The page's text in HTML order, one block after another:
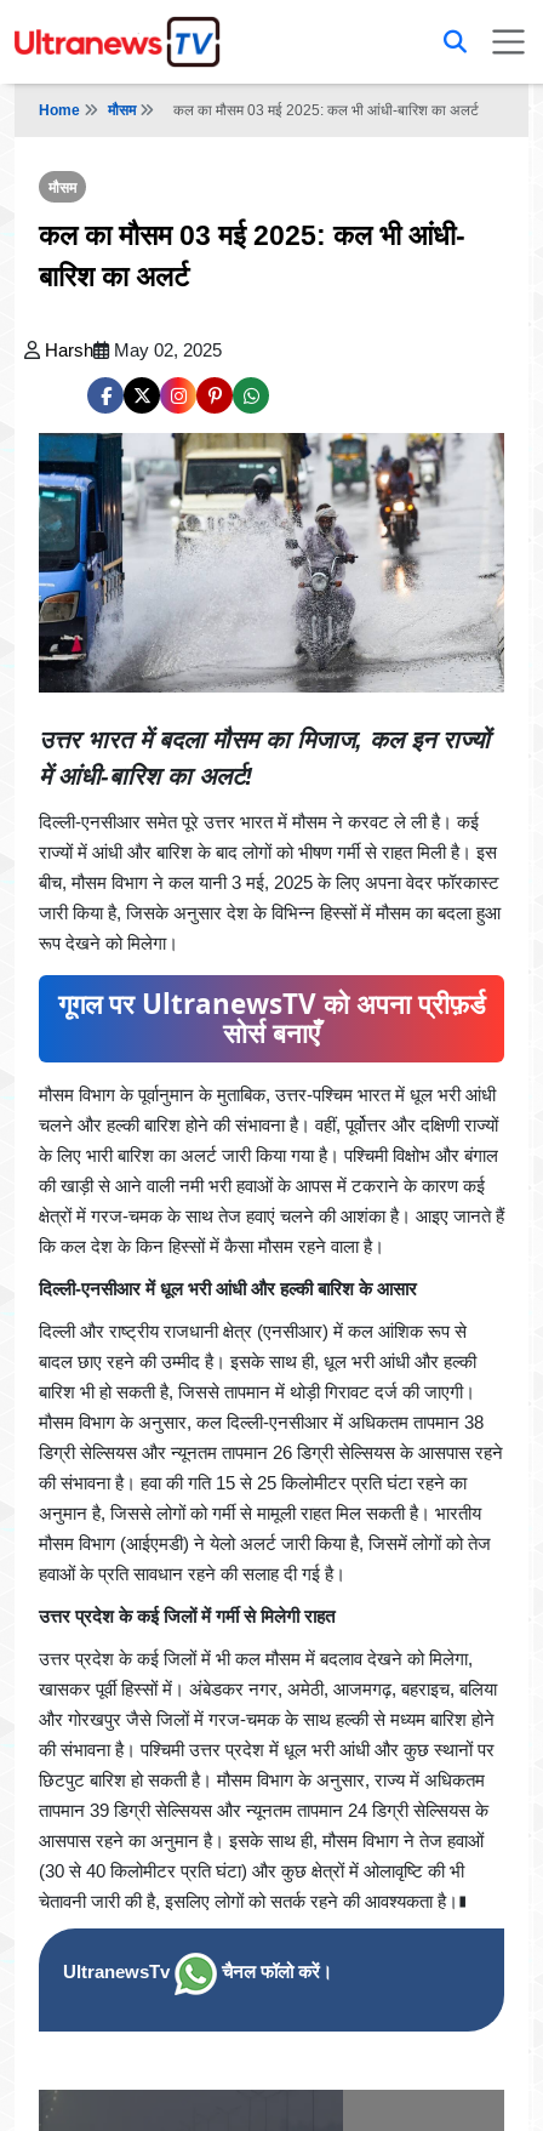
Home मौसम कल का मौसम 03 मई 2025: कल भी आंधी-बारिश का अलर्ट
मौसम
कल का मौसम 03 मई 2025: कल भी आंधी-
बारिश का अलर्ट
Harsh May 02, 2025
उत्तर भारत में बदला मौसम का मिजाज, कल इन राज्यों
में आंधी-बारिश का अलर्ट!
दिल्ली-एनसीआर समेत पूरे उत्तर भारत में मौसम ने करवट ले ली है। कई
राज्यों में आंधी और बारिश के बाद लोगों को भीषण गर्मी से राहत मिली है। इस
बीच, मौसम विभाग ने कल यानी 3 मई, 2025 के लिए अपना वेदर फॉरकास्ट
जारी किया है, जिसके अनुसार देश के विभिन्न हिस्सों में मौसम का बदला हुआ
रूप देखने को मिलेगा।
गूगल पर UltranewsTV को अपना प्रीफ़र्ड
सोर्स बनाएँ
मौसम विभाग के पूर्वानुमान के मुताबिक, उत्तर-पश्चिम भारत में धूल भरी आंधी
चलने और हल्की बारिश होने की संभावना है। वहीं, पूर्वोत्तर और दक्षिणी राज्यों
के लिए भारी बारिश का अलर्ट जारी किया गया है। पश्चिमी विक्षोभ और बंगाल
की खाड़ी से आने वाली नमी भरी हवाओं के आपस में टकराने के कारण कई
क्षेत्रों में गरज-चमक के साथ तेज हवाएं चलने की आशंका है। आइए जानते हैं
कि कल देश के किन हिस्सों में कैसा मौसम रहने वाला है।
दिल्ली-एनसीआर में धूल भरी आंधी और हल्की बारिश के आसार
दिल्ली और राष्ट्रीय राजधानी क्षेत्र (एनसीआर) में कल आंशिक रूप से
बादल छाए रहने की उम्मीद है। इसके साथ ही, धूल भरी आंधी और हल्की
बारिश भी हो सकती है, जिससे तापमान में थोड़ी गिरावट दर्ज की जाएगी।
मौसम विभाग के अनुसार, कल दिल्ली-एनसीआर में अधिकतम तापमान 38
डिग्री सेल्सियस और न्यूनतम तापमान 26 डिग्री सेल्सियस के आसपास रहने
की संभावना है। हवा की गति 15 से 25 किलोमीटर प्रति घंटा रहने का
अनुमान है, जिससे लोगों को गर्मी से मामूली राहत मिल सकती है। भारतीय
मौसम विभाग (आईएमडी) ने येलो अलर्ट जारी किया है, जिसमें लोगों को तेज
हवाओं के प्रति सावधान रहने की सलाह दी गई है।
उत्तर प्रदेश के कई जिलों में गर्मी से मिलेगी राहत
उत्तर प्रदेश के कई जिलों में भी कल मौसम में बदलाव देखने को मिलेगा,
खासकर पूर्वी हिस्सों में। अंबेडकर नगर, अमेठी, आजमगढ़, बहराइच, बलिया
और गोरखपुर जैसे जिलों में गरज-चमक के साथ हल्की से मध्यम बारिश होने
की संभावना है। पश्चिमी उत्तर प्रदेश में धूल भरी आंधी और कुछ स्थानों पर
छिटपुट बारिश हो सकती है। मौसम विभाग के अनुसार, राज्य में अधिकतम
तापमान 39 डिग्री सेल्सियस और न्यूनतम तापमान 24 डिग्री सेल्सियस के
आसपास रहने का अनुमान है। इसके साथ ही, मौसम विभाग ने तेज हवाओं
(30 से 40 किलोमीटर प्रति घंटा) और कुछ क्षेत्रों में ओलावृष्टि की भी
चेतावनी जारी की है, इसलिए लोगों को सतर्क रहने की आवश्यकता है।∎
UltranewsTv चैनल फॉलो करें।